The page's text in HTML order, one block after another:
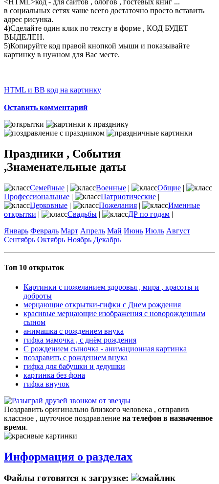
<HTML>код - для сайтов , блогов , гостевых книг ...
в социальных сетях чаше всего достаточно просто вставить
адрес рисунка.
4)Сделайте один клик по тексту в форме , КОД БУДЕТ
ВЫДЕЛЕН.
5)Копируйте код правой кнопкой мыши и показывайте
картинку в нужном для Вас месте.
HTML и BB код на картинку
Оставить комментарий
Праздники , События
,Знаменательные даты
Семейные | Военные | Общие |
Профессиональные | Патриотические |
Церковные | Пожелания |
Именные
открытки | Свадьбы | ДР по годам |
Январь Февраль Март Апрель Май Июнь Июль Август
Сентябрь Октябрь Ноябрь Декабрь
Топ 10 открыток
Картинки с пожеланием здоровья , мира , красоты и
доброты
мерцающие открытки-гифки с Днем рождения
красивые мерцающие изображения с новорожденным
сыном
анимашка с рождением внука
гифка мамочка , с днём рождения
С рождением сыночка - анимационная картинка
поздравить с рождением внука
гифка для бабушки и дедушки
картинка без фона
гифка внучок
Поздравить оригинально близкого человека , отправив
классное , шуточное поздравление на телефон в назначенное
время.
Информация о разделах
Файлы готовятся к загрузке: